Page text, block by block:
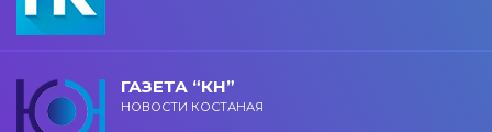
ГАЗЕТА “КН”
НОВОСТИ КОСТАНАЯ